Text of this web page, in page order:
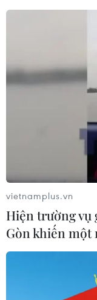
Đà Nẵng cho
về đợt 1 từ
25/09/2021 09:42
UBND thành phố
phép cán bộ,
người hỗ trợ
(đợt 1) từ ngày
vietnamplus.vn
Hiện trường vụ
Gòn khiến một